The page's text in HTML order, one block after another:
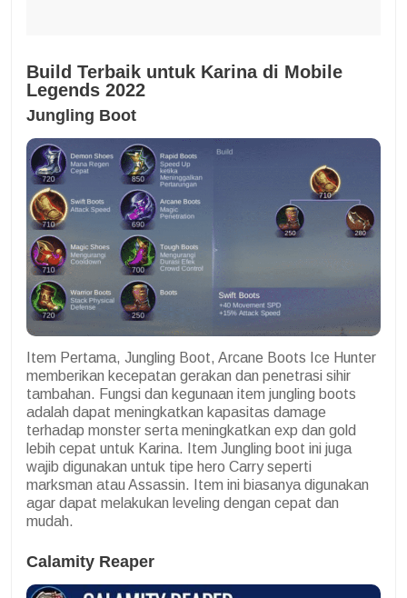
Build Terbaik untuk Karina di Mobile
Legends 2022
Jungling Boot
Item Pertama, Jungling Boot, Arcane Boots Ice Hunter
memberikan kecepatan gerakan dan penetrasi sihir
tambahan. Fungsi dan kegunaan item jungling boots
adalah dapat meningkatkan kapasitas damage
terhadap monster serta meningkatkan exp dan gold
lebih cepat untuk Karina. Item Jungling boot ini juga
wajib digunakan untuk tipe hero Carry seperti
marksman atau Assassin. Item ini biasanya digunakan
agar dapat melakukan leveling dengan cepat dan
mudah.
Calamity Reaper